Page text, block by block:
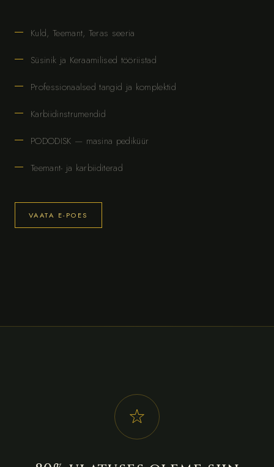
Kuld, Teemant, Teras seeria
Süsinik ja Keraamilised tööriistad
Professionaalsed tangid ja komplektid
Karbiidinstrumendid
PODODISK — masina pediküür
Teemant- ja karbiiditerad
VAATA E-POES